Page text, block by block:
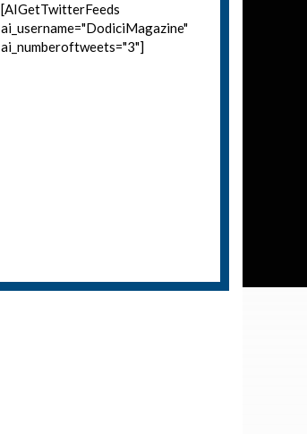
[AIGetTwitterFeeds
ai_username="DodiciMagazine"
ai_numberoftweets="3"]